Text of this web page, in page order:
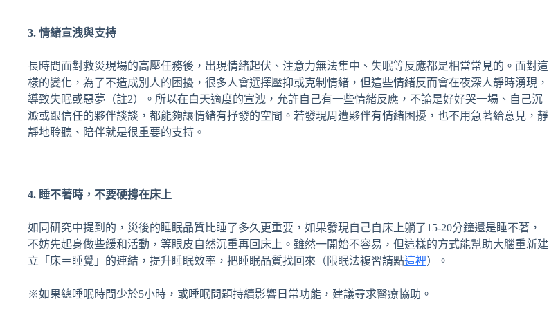
3. 情緒宣洩與支持
長時間面對救災現場的高壓任務後，出現情緒起伏、注意力無法集中、失眠等反應都是相當常見的。面對這
樣的變化，為了不造成別人的困擾，很多人會選擇壓抑或克制情緒，但這些情緒反而會在夜深人靜時湧現，
導致失眠或惡夢（註2）。所以在白天適度的宣洩，允許自己有一些情緒反應，不論是好好哭一場、自己沉
澱或跟信任的夥伴談談，都能夠讓情緒有抒發的空間。若發現周遭夥伴有情緒困擾，也不用急著給意見，靜
靜地聆聽、陪伴就是很重要的支持。
4. 睡不著時，不要硬撐在床上
如同研究中提到的，災後的睡眠品質比睡了多久更重要，如果發現自己自床上躺了15-20分鐘還是睡不著，
不妨先起身做些緩和活動，等眼皮自然沉重再回床上。雖然一開始不容易，但這樣的方式能幫助大腦重新建
立「床＝睡覺」的連結，提升睡眠效率，把睡眠品質找回來（限眠法複習請點這裡）。
※如果總睡眠時間少於5小時，或睡眠問題持續影響日常功能，建議尋求醫療協助。